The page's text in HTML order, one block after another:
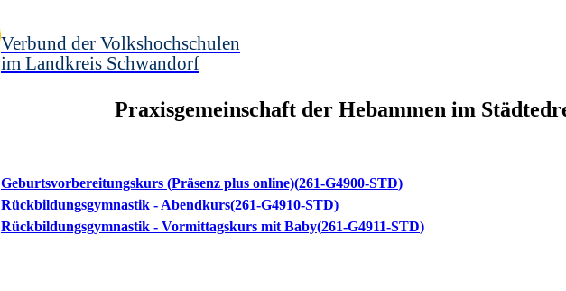
Verbund der Volkshochschulen
im Landkreis Schwandorf
Praxisgemeinschaft der Hebammen im
Geburtsvorbereitungskurs (Präsenz plus online) 261-G4900-STD
Rückbildungsgymnastik - Abendkurs 261-G4910-STD
Rückbildungsgymnastik - Vormittagskurs mit Baby 261-G4911-STD